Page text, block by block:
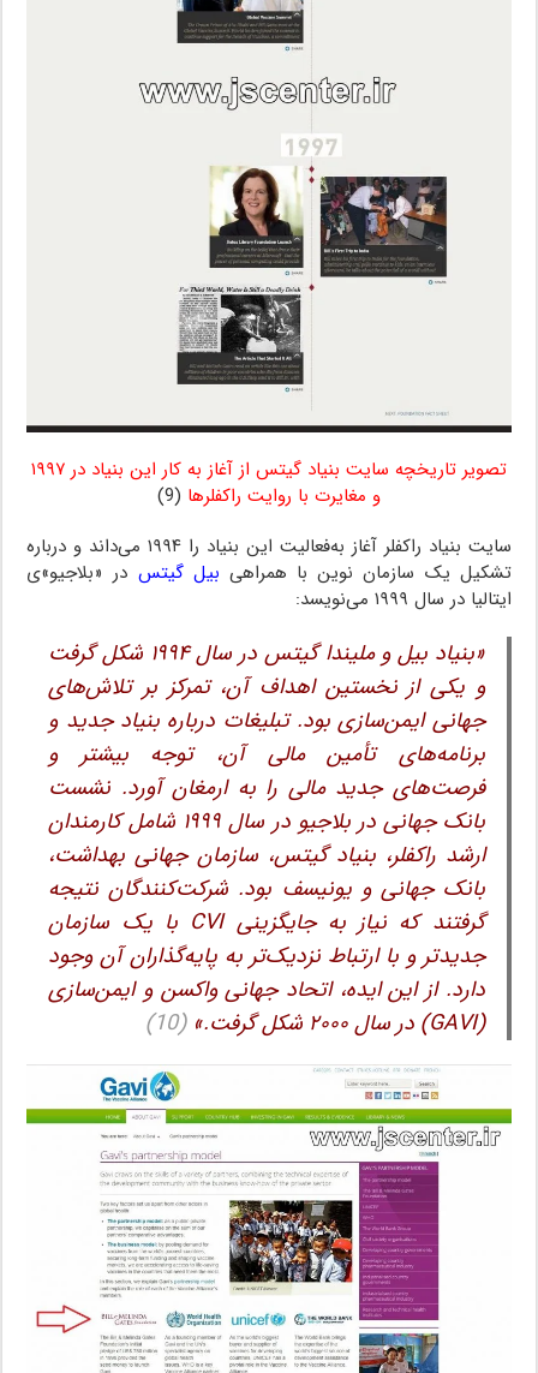
تصویر تاریخچه سایت بنیاد گیتس از آغاز به کار این بنیاد در ۱۹۹۷
و مغایرت با روایت راکفلرها (9)
سایت بنیاد راکفلر آغاز به‌فعالیت این بنیاد را ۱۹۹۴ می‌داند و درباره
تشکیل یک سازمان نوین با همراهی بیل گیتس در «بلاجیو»ی
ایتالیا در سال ۱۹۹۹ می‌نویسد:
«بنیاد بیل و ملیندا گیتس در سال ۱۹۹۴ شکل گرفت
و یکی از نخستین اهداف آن، تمرکز بر تلاش‌های
جهانی ایمن‌سازی بود. تبلیغات درباره بنیاد جدید و
برنامه‌های تأمین مالی آن، توجه بیشتر و
فرصت‌های جدید مالی را به ارمغان آورد. نشست
بانک جهانی در بلاجیو در سال ۱۹۹۹ شامل کارمندان
ارشد راکفلر، بنیاد گیتس، سازمان جهانی بهداشت،
بانک جهانی و یونیسف بود. شرکت‌کنندگان نتیجه
گرفتند که نیاز به جایگزینی CVI با یک سازمان
جدیدتر و با ارتباط نزدیک‌تر به پایه‌گذاران آن وجود
دارد. از این ایده، اتحاد جهانی واکسن و ایمن‌سازی
(GAVI) در سال ۲۰۰۰ شکل گرفت.»
(10)